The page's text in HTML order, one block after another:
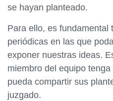
se hayan planteado.
Para ello, es fundamental
periódicas en las que
exponer nuestras ideas.
miembro del equipo
pueda compartir sus
juzgado.